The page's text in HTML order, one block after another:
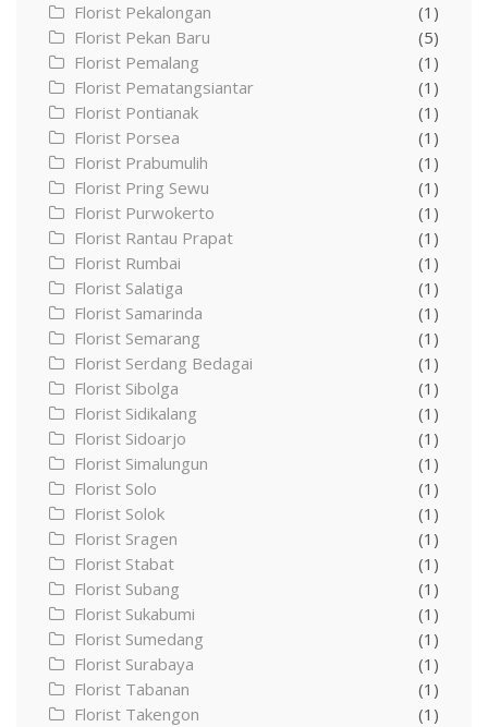
Florist Pekalongan
(1)
Florist Pekan Baru
(5)
Florist Pemalang
(1)
Florist Pematangsiantar
(1)
Florist Pontianak
(1)
Florist Porsea
(1)
Florist Prabumulih
(1)
Florist Pring Sewu
(1)
Florist Purwokerto
(1)
Florist Rantau Prapat
(1)
Florist Rumbai
(1)
Florist Salatiga
(1)
Florist Samarinda
(1)
Florist Semarang
(1)
Florist Serdang Bedagai
(1)
Florist Sibolga
(1)
Florist Sidikalang
(1)
Florist Sidoarjo
(1)
Florist Simalungun
(1)
Florist Solo
(1)
Florist Solok
(1)
Florist Sragen
(1)
Florist Stabat
(1)
Florist Subang
(1)
Florist Sukabumi
(1)
Florist Sumedang
(1)
Florist Surabaya
(1)
Florist Tabanan
(1)
Florist Takengon
(1)